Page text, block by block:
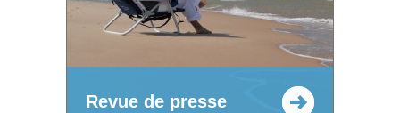
Revue de presse